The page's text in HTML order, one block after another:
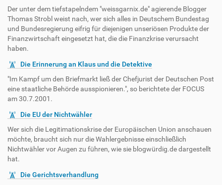
Der unter dem tiefstapelndem "weissgarnix.de" agierende Blogger
Thomas Strobl weist nach, wer sich alles in Deutschem Bundestag
und Bundesregierung eifrig für diejenigen unseriösen Produkte der
Finanzwirtschaft eingesetzt hat, die die Finanzkrise verursacht
haben.
Die Erinnerung an Klaus und die Detektive
"Im Kampf um den Briefmarkt ließ der Chefjurist der Deutschen Post
eine staatliche Behörde ausspionieren.", so berichtete der FOCUS
am 30.7.2001.
Die EU der Nichtwähler
Wer sich die Legitimationskrise der Europäischen Union anschauen
möchte, braucht sich nur die Wahlergebnisse einschließlich
Nichtwähler vor Augen zu führen, wie sie blogwürdig.de dargestellt
hat.
Die Gerichtsverhandlung